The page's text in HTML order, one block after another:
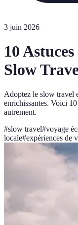
3 juin 2026
10
Slow
Adoptez le slow travel
enrichissantes. Voici
autrement.
#slow travel#voyage
locale#expériences de